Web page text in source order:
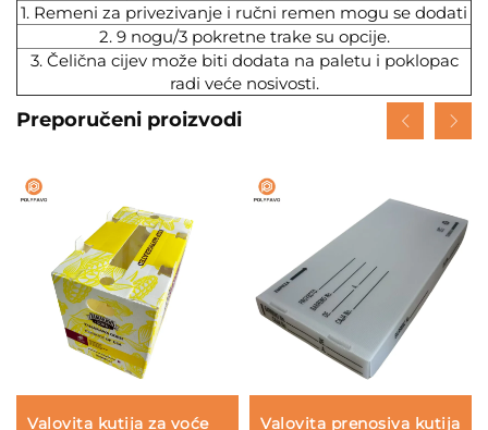
1. Remeni za privezivanje i ručni remen mogu se dodati
2. 9 nogu/3 pokretne trake su opcije.
3. Čelična cijev može biti dodata na paletu i poklopac
radi veće nosivosti.
Preporučeni proizvodi
Valovita kutija za voće Valovita prenosiva kutija